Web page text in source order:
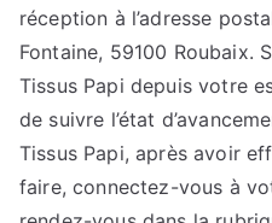
réception à l’adresse
Fontaine, 59100 Roubaix.
Tissus Papi depuis votre
de suivre l’état
Tissus Papi, après avoir
faire, connectez-vous à